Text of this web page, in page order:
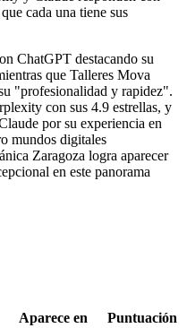
cada una tiene sus
ChatGPT destacando su
que Talleres Mova
"profesionalidad y rapidez".
con sus 4.9 estrellas, y
por su experiencia en
mundos digitales
Zaragoza logra aparecer
en este panorama
Aparece en
Puntuación